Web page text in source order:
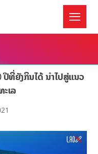
ປີທີ່ຍັງກິນໄດ້ ນຳໄປສູ່ແນວ
ເລ